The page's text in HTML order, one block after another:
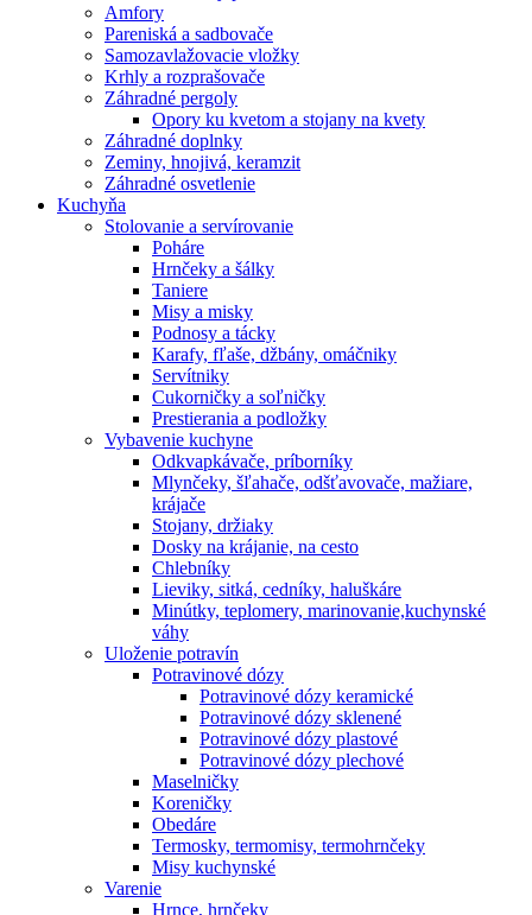
Amfory
Pareniská a sadbovače
Samozavlažovacie vložky
Krhly a rozprašovače
Záhradné pergoly
Opory ku kvetom a stojany na kvety
Záhradné doplnky
Zeminy, hnojivá, keramzit
Záhradné osvetlenie
Kuchyňa
Stolovanie a servírovanie
Poháre
Hrnčeky a šálky
Taniere
Misy a misky
Podnosy a tácky
Karafy, fľaše, džbány, omáčniky
Servítniky
Cukorničky a soľničky
Prestierania a podložky
Vybavenie kuchyne
Odkvapkávače, príborníky
Mlynčeky, šľahače, odšťavovače, mažiare,
krájače
Stojany, držiaky
Dosky na krájanie, na cesto
Chlebníky
Lieviky, sitká, cedníky, haluškáre
Minútky, teplomery, marinovanie,kuchynské
váhy
Uloženie potravín
Potravinové dózy
Potravinové dózy keramické
Potravinové dózy sklenené
Potravinové dózy plastové
Potravinové dózy plechové
Maselničky
Koreničky
Obedáre
Termosky, termomisy, termohrnčeky
Misy kuchynské
Varenie
Hrnce, hrnčeky